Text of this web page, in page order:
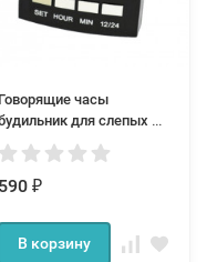
Говорящие часы
для слепых и
слабовидящих
590 ₽
В корзину